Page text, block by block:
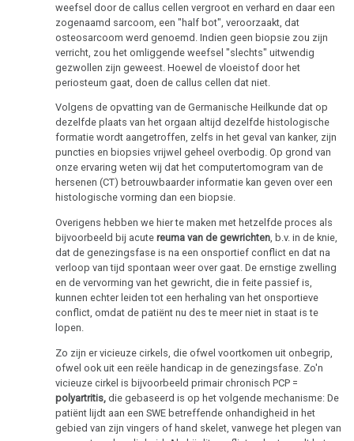
weefsel door de callus cellen vergroot en verhard en daar een
zogenaamd sarcoom, een "half bot", veroorzaakt, dat
osteosarcoom werd genoemd. Indien geen biopsie zou zijn
verricht, zou het omliggende weefsel "slechts" uitwendig
gezwollen zijn geweest. Hoewel de vloeistof door het
periosteum gaat, doen de callus cellen dat niet.
Volgens de opvatting van de Germanische Heilkunde dat op
dezelfde plaats van het orgaan altijd dezelfde histologische
formatie wordt aangetroffen, zelfs in het geval van kanker, zijn
puncties en biopsies vrijwel geheel overbodig. Op grond van
onze ervaring weten wij dat het computertomogram van de
hersenen (CT) betrouwbaarder informatie kan geven over een
histologische vorming dan een biopsie.
Overigens hebben we hier te maken met hetzelfde proces als
bijvoorbeeld bij acutereuma van de gewrichten, b.v. in de knie,
dat de genezingsfase is na een onsportief conflict en dat na
verloop van tijd spontaan weer over gaat. De ernstige zwelling
en de vervorming van het gewricht, die in feite passief is,
kunnen echter leiden tot een herhaling van het onsportieve
conflict, omdat de patiënt nu des te meer niet in staat is te
lopen.
Zo zijn er vicieuze cirkels, die ofwel voortkomen uit onbegrip,
ofwel ook uit een reële handicap in de genezingsfase. Zo'n
vicieuze cirkel is bijvoorbeeld primair chronisch PCP =
polyartritis, die gebaseerd is op het volgende mechanisme: De
patiënt lijdt aan een SWE betreffende onhandigheid in het
gebied van zijn vingers of hand skelet, vanwege het plegen van